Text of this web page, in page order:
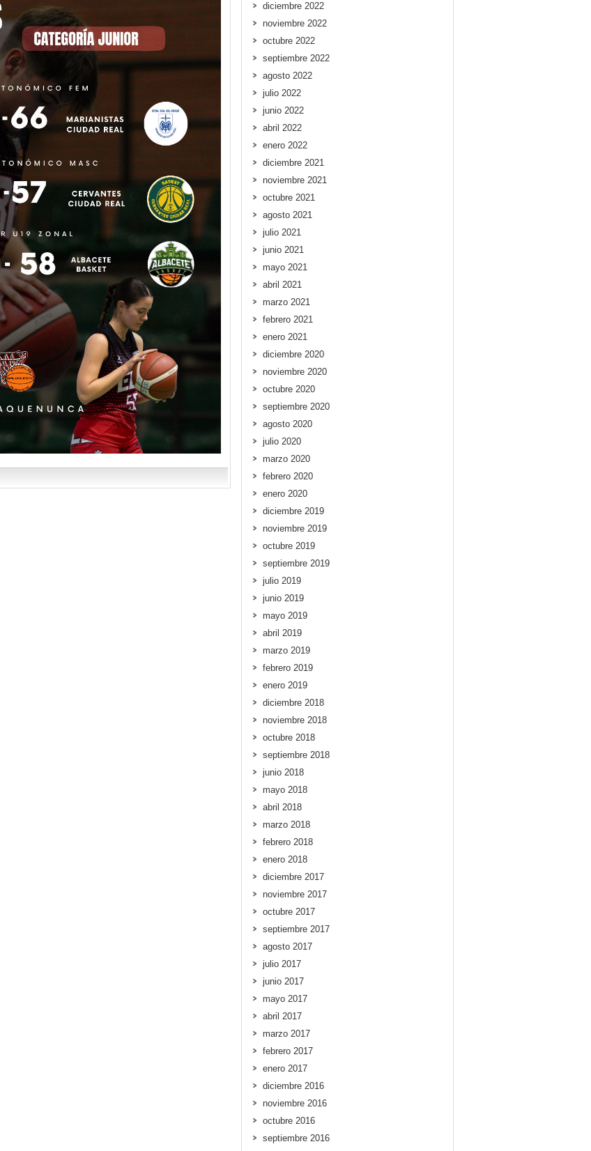
diciembre 2022
noviembre 2022
octubre 2022
septiembre 2022
agosto 2022
julio 2022
junio 2022
abril 2022
enero 2022
diciembre 2021
noviembre 2021
octubre 2021
agosto 2021
julio 2021
junio 2021
mayo 2021
abril 2021
marzo 2021
febrero 2021
enero 2021
diciembre 2020
noviembre 2020
octubre 2020
septiembre 2020
agosto 2020
julio 2020
marzo 2020
febrero 2020
enero 2020
diciembre 2019
noviembre 2019
octubre 2019
septiembre 2019
julio 2019
junio 2019
mayo 2019
abril 2019
marzo 2019
febrero 2019
enero 2019
diciembre 2018
noviembre 2018
octubre 2018
septiembre 2018
junio 2018
mayo 2018
abril 2018
marzo 2018
febrero 2018
enero 2018
diciembre 2017
noviembre 2017
octubre 2017
septiembre 2017
agosto 2017
julio 2017
junio 2017
mayo 2017
abril 2017
marzo 2017
febrero 2017
enero 2017
diciembre 2016
noviembre 2016
octubre 2016
septiembre 2016